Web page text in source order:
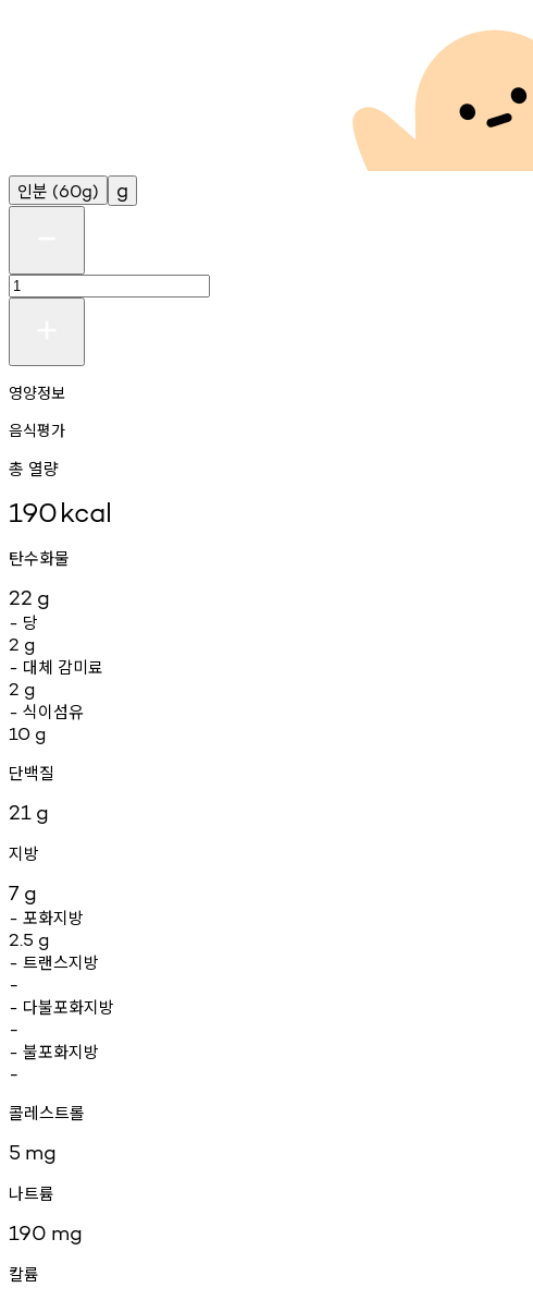
인분 (60g) g
영양정보
음식평가
총 열량
190kcal
탄수화물
22 g
- 당
2 g
- 대체 감미료
2 g
- 식이섬유
10 g
단백질
21 g
지방
7 g
- 포화지방
2.5 g
- 트랜스지방
-
- 다불포화지방
-
- 불포화지방
-
콜레스트롤
5 mg
나트륨
190 mg
칼륨